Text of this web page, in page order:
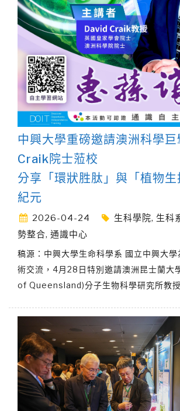
中興大學重磅邀請澳洲科學
Craik院士蒞校
分享「環狀胜肽」與「植物
紀元
2026-04-24 生科學院, 生科
勢整合, 通識中心
稿源：中興大學生命科學系 國立中興大
術交流，4月28日特別邀請澳洲昆士蘭
of Queensland)分子生物科學研究所教